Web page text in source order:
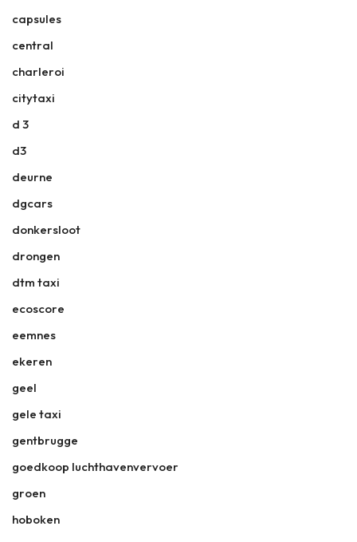
capsules
central
charleroi
citytaxi
d 3
d3
deurne
dgcars
donkersloot
drongen
dtm taxi
ecoscore
eemnes
ekeren
geel
gele taxi
gentbrugge
goedkoop luchthavenvervoer
groen
hoboken